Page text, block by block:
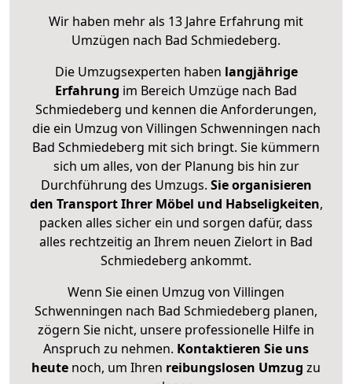
Wir haben mehr als 13 Jahre Erfahrung mit
Umzügen nach Bad Schmiedeberg.
Die Umzugsexperten haben langjährige
Erfahrung im Bereich Umzüge nach Bad
Schmiedeberg und kennen die Anforderungen,
die ein Umzug von Villingen Schwenningen nach
Bad Schmiedeberg mit sich bringt. Sie kümmern
sich um alles, von der Planung bis hin zur
Durchführung des Umzugs. Sie organisieren
den Transport Ihrer Möbel und Habseligkeiten,
packen alles sicher ein und sorgen dafür, dass
alles rechtzeitig an Ihrem neuen Zielort in Bad
Schmiedeberg ankommt.
Wenn Sie einen Umzug von Villingen
Schwenningen nach Bad Schmiedeberg planen,
zögern Sie nicht, unsere professionelle Hilfe in
Anspruch zu nehmen. Kontaktieren Sie uns
heute noch, um Ihren reibungslosen Umzug zu